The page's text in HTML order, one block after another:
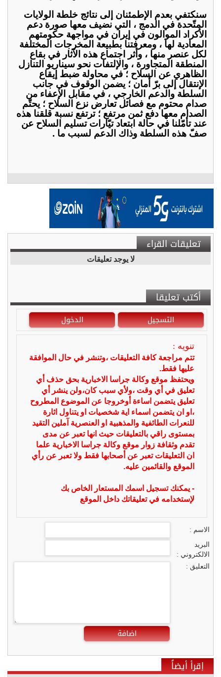
سنكتفي بعدم الإطمئنان إلى نتائج خلطة الولايات
المتّحدة في الدمج ، التي نضيف معها صورة دعم
الأكراد الموالون في إيران في مواجهة حكومتهم
المعادية لها ، ومعرفتنا بطبيعة المخرجات المختلفة
لكل عنصر منها ، وأثر اجتماع هذه الآثار في بقاع
المنطقة المتجاورة ، والإلتفات نحو سيناريو التنازل
الظاهري عن السلاح ؛ في محاولة ضبط إيقاع
الإنتقال إلى برّ أمان ؛ يضمن الوقوف في جانب
السلطة والدعم الخارجي ، في مقابل الإعفاء من
صدام محتوم مع فصائل تعارض نزع السلاح ؛ يحتّم
الصدام معها دفع ثمن مرتفع ؛ ترتفع نسبة قلقنا هذه
عند تأمّلنا في حالة ابتعاد تيّارات تسليم السلاح عن
صفّ هذه السلطة وذاك الدعم لسبب ما .
تعليقات القراء
لا يوجد تعليقات
أكتب تعليقا
التسجيل الدخول
تنويه :
تتم مراجعة كافة التعليقات ،وتنشر في حال الموافقة
عليها فقط.
ويحتفظ موقع وكالة جراسا الاخبارية بحق حذف أي
تعليق في أي وقت ،ولأي سبب كان،ولن ينشر أي
تعليق يتضمن اساءة أوخروجا عن الموضوع المطروح
،او ان يتضمن اسماء اية شخصيات او يتناول اثارة
للنعرات الطائفية والمذهبية او العنصرية آملين التقيد
بمستوى راقي بالتعليقات حيث انها تعبر عن مدى
تقدم وثقافة زوار موقع وكالة جراسا الاخبارية علما
ان التعليقات تعبر عن أصحابها فقط ولا تعبر عن رأي
الموقع والقائمين عليه.
- يمكنك تسجيل اسمك المستعار الخاص بك
لإستخدامه في تعليقاتك داخل الموقع
الاسم :
البريد
الالكتروني :
التعليق :
اضافة
إقرأ أيضاً